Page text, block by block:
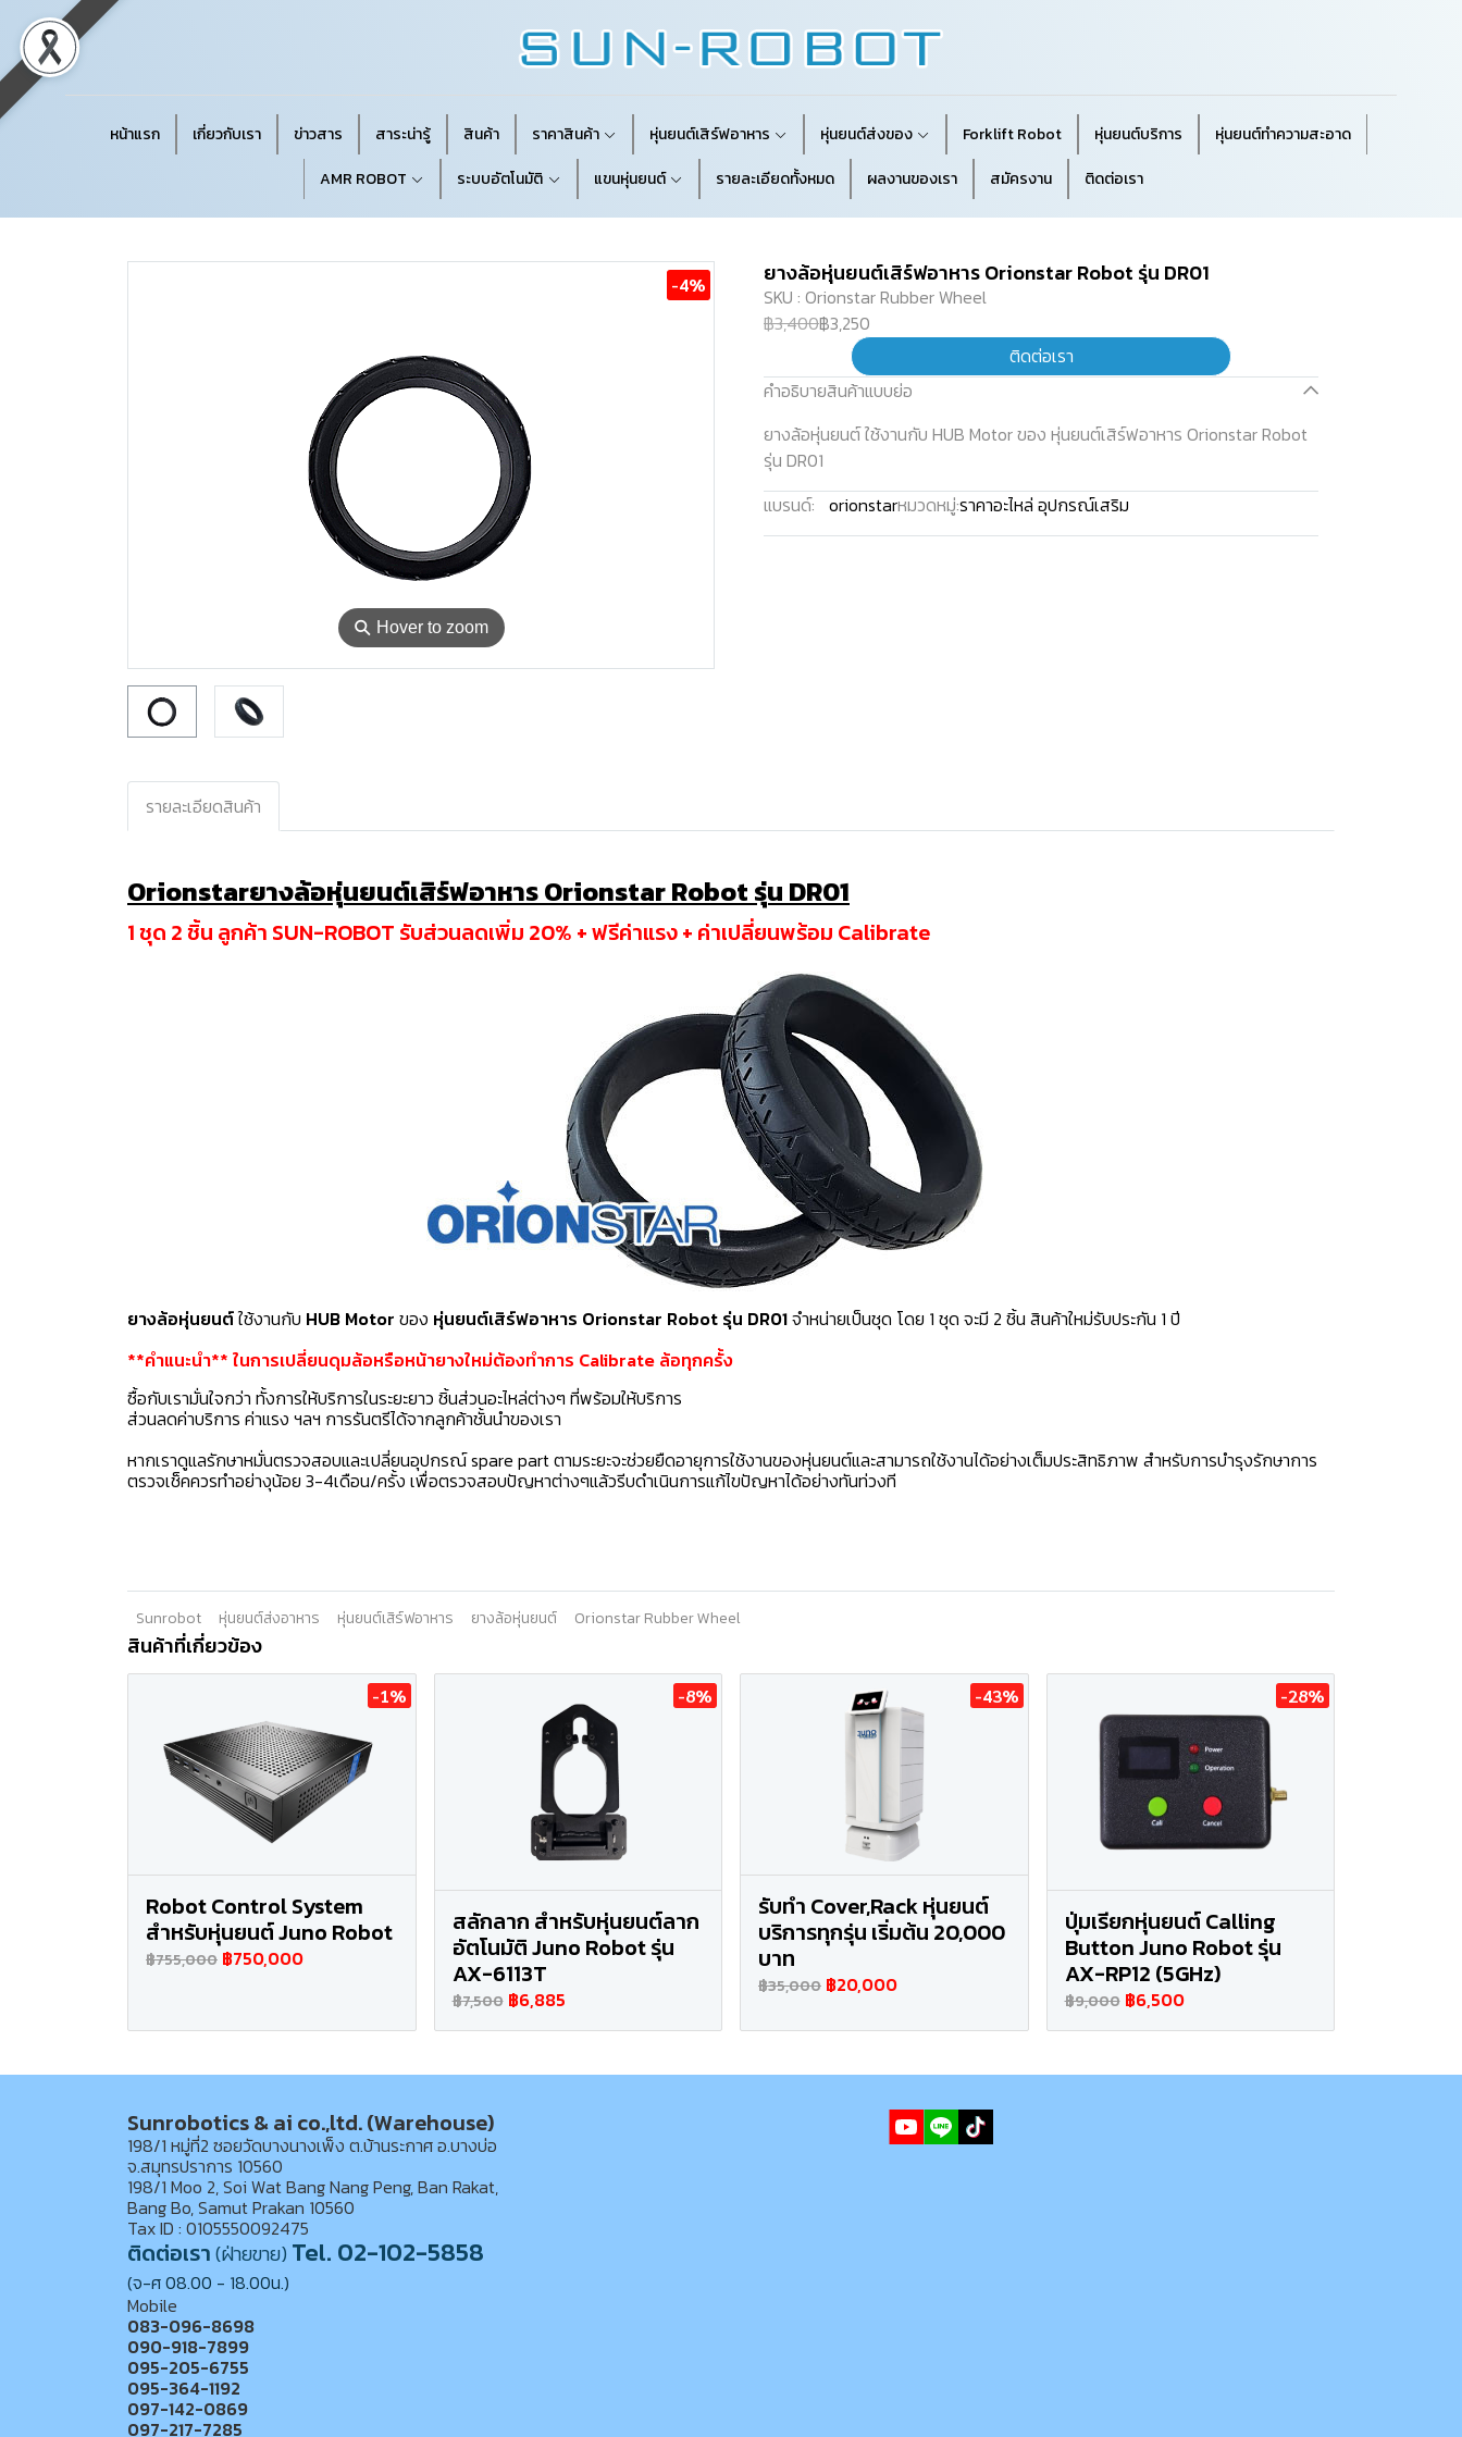
หน้าแรก เกี่ยวกับเรา ข่าวสาร สาระน่ารู้ สินค้า ราคาสินค้า หุ่นยนต์เสิร์ฟอาหาร หุ่นยนต์ส่งของ Forklift Robot หุ่นยนต์บริการ
หุ่นยนต์ทำความสะอาด
AMR ROBOT
ระบบอัตโนมัติ แขนหุ่นยนต์ รายละเอียดทั้งหมด ผลงานของเรา สมัครงาน ติดต่อเรา
⚲ Hover to zoom
-4% ยางล้อหุ่นยนต์เสิร์ฟอาหาร Orionstar Robot รุ่น DR01
SKU : Orionstar Rubber Wheel
฿3,400฿3,250
ติดต่อเรา
คำอธิบายสินค้าแบบย่อ
ยางล้อหุ่นยนต์ ใช้งานกับ HUB Motor ของ หุ่นยนต์เสิร์ฟอาหาร Orionstar Robot
รุ่น DR01
แบรนด์: orionstarหมวดหมู่:ราคาอะไหล่ อุปกรณ์เสริม
รายละเอียดสินค้า
Orionstarยางล้อหุ่นยนต์เสิร์ฟอาหาร Orionstar Robot รุ่น DR01
1 ชุด 2 ชิ้น ลูกค้า SUN-ROBOT รับส่วนลดเพิ่ม 20% + ฟรีค่าแรง + ค่าเปลี่ยนพร้อม Calibrate
ยางล้อหุ่นยนต์ใช้งานกับ HUB Motor ของ หุ่นยนต์เสิร์ฟอาหาร Orionstar Robot รุ่น DR01จำหน่ายเป็นชุด โดย 1 ชุด จะมี 2 ชิ้น สินค้าใหม่รับประกัน 1 ปี
**คำแนะนำ** ในการเปลี่ยนดุมล้อหรือหน้ายางใหม่ต้องทำการ Calibrate ล้อทุกครั้ง
ซื้อกับเรามั่นใจกว่า ทั้งการให้บริการในระยะยาว ชิ้นส่วนอะไหล่ต่างๆ ที่พร้อมให้บริการ
ส่วนลดค่าบริการ ค่าแรง ฯลฯ การรันตรีได้จากลูกค้าชั้นนำของเรา
หากเราดูแลรักษาหมั่นตรวจสอบและเปลี่ยนอุปกรณ์ spare part ตามระยะจะช่วยยืดอายุการใช้งานของหุ่นยนต์และสามารถใช้งานได้อย่างเต็มประสิทธิภาพ สำหรับการบำรุงรักษาการ
ตรวจเช็คควรทำอย่างุน้อย 3-4เดือน/ครั้ง เพื่อตรวจสอบปัญหาต่างๆแล้วรีบดำเนินการแก้ไขปัญหาได้อย่างทันท่วงที
Sunrobot หุ่นยนต์ส่งอาหาร หุ่นยนต์เสิร์ฟอาหาร ยางล้อหุ่นยนต์ Orionstar Rubber Wheel
สินค้าที่เกี่ยวข้อง
-1%
Robot Control System
สำหรับหุ่นยนต์ Juno Robot
฿755,000 ฿750,000
-8%
สลักลาก สำหรับหุ่นยนต์ลาก
อัตโนมัติ Juno Robot รุ่น
AX-6113T
฿7,500 ฿6,885
-43%
รับทำ Cover,Rack หุ่นยนต์
บริการทุกรุ่น เริ่มต้น 20,000
บาท
฿35,000 ฿20,000
-28%
ปุ่มเรียกหุ่นยนต์ Calling
Button Juno Robot รุ่น
AX-RP12 (5GHz)
฿9,000 ฿6,500
Sunrobotics & ai co.,ltd. (Warehouse)
198/1 หมู่ที่2 ซอยวัดบางนางเพ็ง ต.บ้านระกาศ อ.บางบ่อ
จ.สมุทรปราการ 10560
198/1 Moo 2, Soi Wat Bang Nang Peng, Ban Rakat,
Bang Bo, Samut Prakan 10560
Tax ID : 0105550092475
ติดต่อเรา(ฝ่ายขาย) Tel. 02-102-5858
(จ-ศ 08.00 - 18.00น.)
Mobile
083-096-8698
090-918-7899
095-205-6755
095-364-1192
097-142-0869
097-217-7285